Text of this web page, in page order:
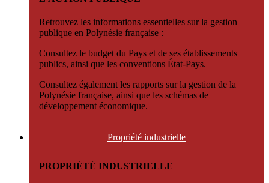
Retrouvez les informations essentielles sur la gestion
publique en Polynésie française :
Consultez le budget du Pays et de ses établissements
publics, ainsi que les conventions État-Pays.
Consultez également les rapports sur la gestion de la
Polynésie française, ainsi que les schémas de
développement économique.
Propriété industrielle
PROPRIÉTÉ INDUSTRIELLE